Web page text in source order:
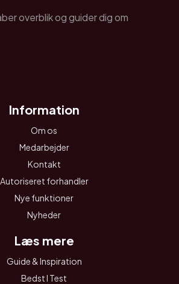
Information
Om os
Medarbejder
Kontakt
Autoriseret forhandler
Nye funktioner
Nyheder
Læs mere
Guide & Inspiration
Bedst I Test